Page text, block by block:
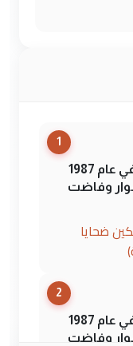
1
التعليق : في عهد النظام البائد وفي عام 1987
وفاضت
ضحايا
2
التعليق : في عهد النظام البائد وفي عام 1987
وفاضت